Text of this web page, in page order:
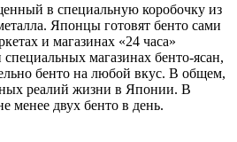
в специальную коробочку из
Японцы готовят бенто сами
и ​​магазинах «24 часа»
магазинах бенто-ясан,
бенто на любой вкус. В общем,
реалий жизни в Японии. В
менее двух бенто в день.